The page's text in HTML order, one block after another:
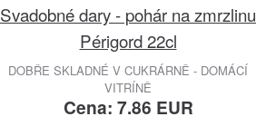
Svadobné dary - pohár na zmrzlinu
Périgord 22cl
DOBŘE SKLADNÉ V CUKRÁRNĚ - DOMÁCÍ
VITRÍNĚ
Cena: 7.86 EUR